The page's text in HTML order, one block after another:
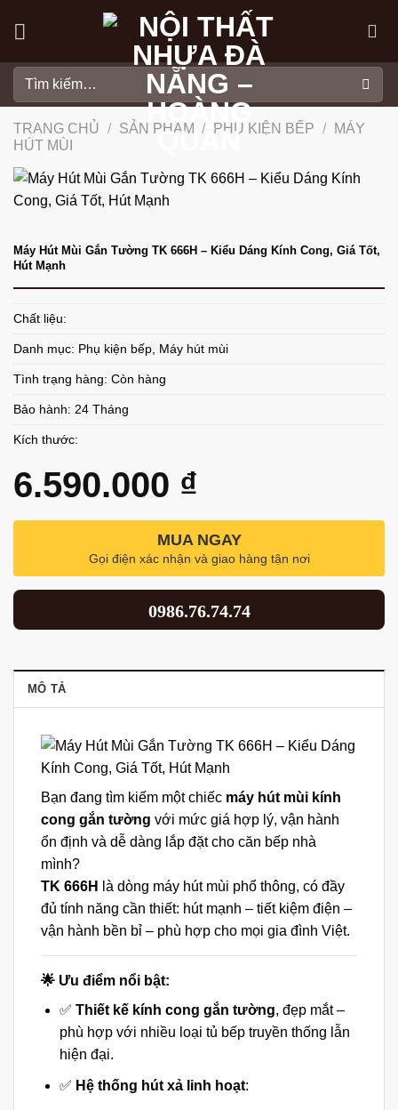
kiếm:
TRANG CHỦ / SẢN PHẨM / PHỤ KIỆN BẾP /
MÁY
HÚT MÙI
Máy Hút Mùi Gắn Tường TK 666H – Kiểu Dáng Kính Cong, Giá Tốt,
Hút Mạnh
Chất liệu:
Danh mục: Phụ kiện bếp Máy hút mùi
Tình trạng hàng: Còn hàng
Bảo hành: 24 Tháng
Kích thước:
6.590.000 ₫
MUA NGAY
Gọi điện xác nhận và giao hàng tận nơi
0986.76.74.74
MÔ TẢ
Bạn đang tìm kiếm một chiếc máy hút mùi kính
cong gắn tường với mức giá hợp lý, vận hành
ổn định và dễ dàng lắp đặt cho căn bếp nhà
mình?
TK 666H
là dòng máy hút mùi phổ thông, có đầy
đủ tính năng cần thiết: hút mạnh – tiết kiệm điện –
vận hành bền bỉ – phù hợp cho mọi gia đình Việt.
🌟 Ưu điểm nổi bật:
✅ Thiết kế kính cong gắn tường, đẹp mắt –
phù hợp với nhiều loại tủ bếp truyền thống lẫn
hiện đại.
✅ Hệ thống hút xả linh hoạt: